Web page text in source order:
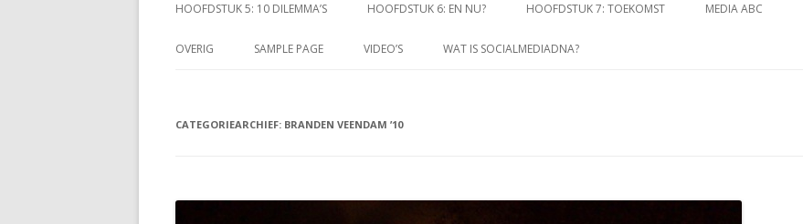
HOOFDSTUK 5: 10 DILEMMA’S HOOFDSTUK 6: EN NU? HOOFDSTUK 7: TOEKOMST MEDIA ABC
OVERIG SAMPLE PAGE VIDEO’S WAT IS SOCIALMEDIADNA?
CATEGORIEARCHIEF: BRANDEN VEENDAM ’10